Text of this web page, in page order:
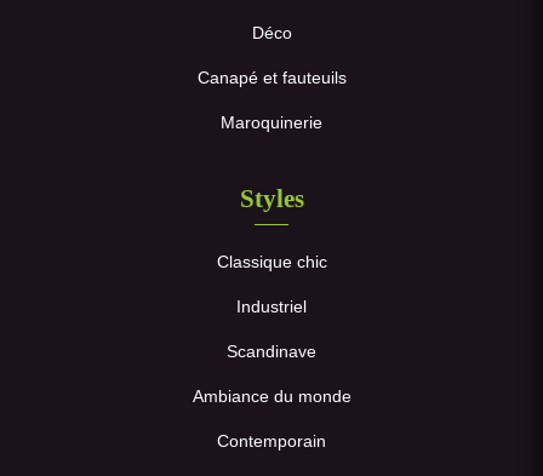
Déco
Canapé et fauteuils
Maroquinerie
Styles
Classique chic
Industriel
Scandinave
Ambiance du monde
Contemporain